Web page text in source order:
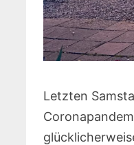
Letzten